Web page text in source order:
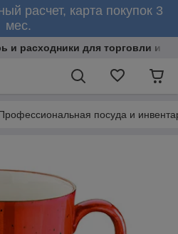
расчет, карта покупок 3
мес.
и расходники для торговли и
посуда и